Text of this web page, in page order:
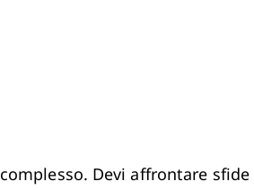
Devi affrontare sfide